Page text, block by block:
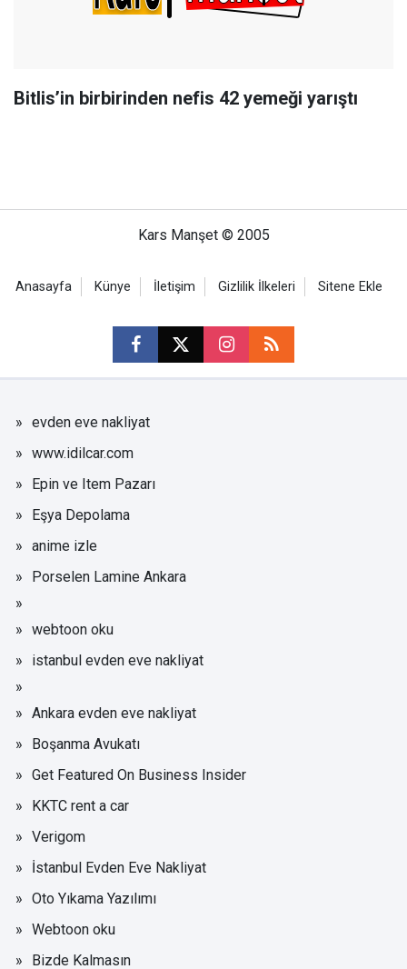
Bitlis’in birbirinden nefis 42 yemeği yarıştı
Kars Manşet © 2005
Anasayfa Künye İletişim Gizlilik İlkeleri Sitene Ekle
evden eve nakliyat
www.idilcar.com
Epin ve Item Pazarı
Eşya Depolama
anime izle
Porselen Lamine Ankara
webtoon oku
istanbul evden eve nakliyat
Ankara evden eve nakliyat
Boşanma Avukatı
Get Featured On Business Insider
KKTC rent a car
Verigom
İstanbul Evden Eve Nakliyat
Oto Yıkama Yazılımı
Webtoon oku
Bizde Kalmasın